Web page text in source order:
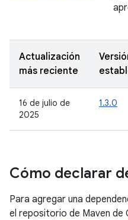
Actualización
más reciente
16 de julio de
2025
1.3.0
Cómo declarar
Para agregar una
el repositorio de Maven